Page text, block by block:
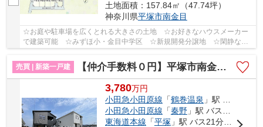
土地面積：157.84㎡（47.74坪）
神奈川県平塚市南金目
☆お庭や駐車場を広くとれる大きさの土地 ☆お好きなハウスメーカー
で建築可能 ☆みずほ小・金目中学区 ☆新規開発分譲地 ☆閑静な住
売買 | 新築一戸建
【仲介手数料０円】平塚市南金目 新築一戸建て 全2棟
3,780万円
小田急小田原線 「鶴巻温泉 」駅 バス12分 「青柳（神奈川県）」 停歩4分
小田急小田原線 「秦野」駅 バス15分 「青柳（神奈川県）」 停歩4分
東海道本線 「平塚 」駅 バス21分 「青柳（神奈川県）」 停歩4分